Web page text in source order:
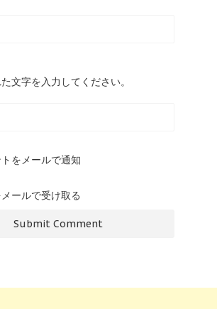
文字を入力してください。
をメールで通知
ールで受け取る